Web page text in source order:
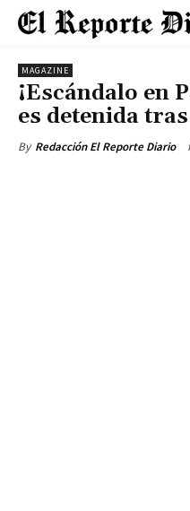
MAGAZINE
¡Escándalo en
es detenida
By Redacción El Reporte Diario